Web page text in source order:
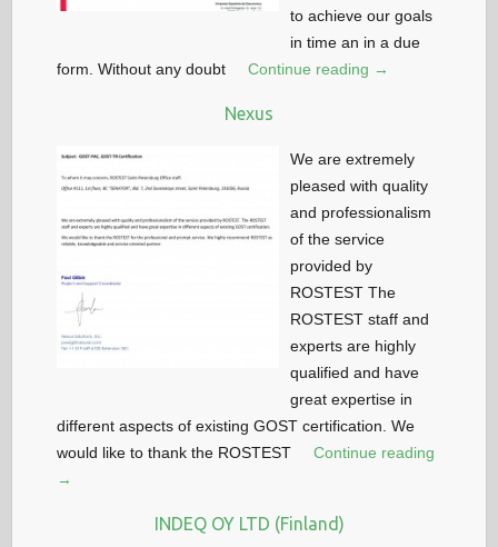
to achieve our goals
in time an in a due
form. Without any doubt
Continue reading →
Nexus
We are extremely
pleased with quality
and professionalism
of the service
provided by
ROSTEST The
ROSTEST staff and
experts are highly
qualified and have
great expertise in
different aspects of existing GOST certification. We
would like to thank the ROSTEST
Continue reading
→
INDEQ OY LTD (Finland)